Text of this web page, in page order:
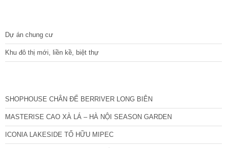
Dự án chung cư
Khu đô thị mới, liền kề, biệt thự
SHOPHOUSE CHÂN ĐẾ BERRIVER LONG BIÊN
MASTERISE CAO XÀ LÁ – HÀ NỘI SEASON GARDEN
ICONIA LAKESIDE TỐ HỮU MIPEC